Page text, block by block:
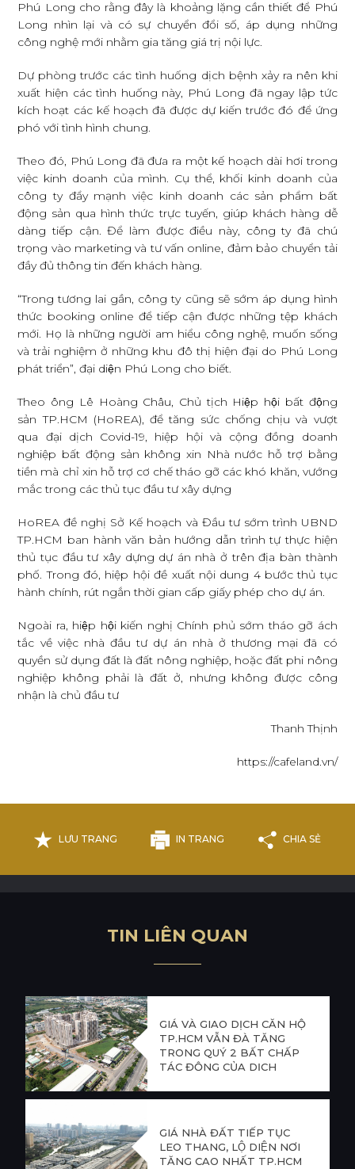
Phú Long cho rằng đây là khoảng lặng cần thiết để Phú
Long nhìn lại và có sự chuyển đổi số, áp dụng những
công nghệ mới nhằm gia tăng giá trị nội lực.
Dự phòng trước các tình huống dịch bệnh xảy ra nên khi
xuất hiện các tình huống này, Phú Long đã ngay lập tức
kích hoạt các kế hoạch đã được dự kiến trước đó để ứng
phó với tình hình chung.
Theo đó, Phú Long đã đưa ra một kế hoạch dài hơi trong
việc kinh doanh của mình. Cụ thể, khối kinh doanh của
công ty đẩy mạnh việc kinh doanh các sản phẩm bất
động sản qua hình thức trực tuyến, giúp khách hàng dễ
dàng tiếp cận. Để làm được điều này, công ty đã chú
trọng vào marketing và tư vấn online, đảm bảo chuyển tải
đầy đủ thông tin đến khách hàng.
“Trong tương lai gần, công ty cũng sẽ sớm áp dụng hình
thức booking online để tiếp cận được những tệp khách
mới. Họ là những người am hiểu công nghệ, muốn sống
và trải nghiệm ở những khu đô thị hiện đại do Phú Long
phát triển”, đại diện Phú Long cho biết.
Theo ông Lê Hoàng Châu, Chủ tịch Hiệp hội bất động
sản TP.HCM (HoREA), để tăng sức chống chịu và vượt
qua đại dịch Covid-19, hiệp hội và cộng đồng doanh
nghiệp bất động sản không xin Nhà nước hỗ trợ bằng
tiền mà chỉ xin hỗ trợ cơ chế tháo gỡ các khó khăn, vướng
mắc trong các thủ tục đầu tư xây dựng
HoREA đề nghị Sở Kế hoạch và Đầu tư sớm trình UBND
TP.HCM ban hành văn bản hướng dẫn trình tự thực hiện
thủ tục đầu tư xây dựng dự án nhà ở trên địa bàn thành
phố. Trong đó, hiệp hội đề xuất nội dung 4 bước thủ tục
hành chính, rút ngắn thời gian cấp giấy phép cho dự án.
Ngoài ra, hiệp hội kiến nghị Chính phủ sớm tháo gỡ ách
tắc về việc nhà đầu tư dự án nhà ở thương mại đã có
quyền sử dụng đất là đất nông nghiệp, hoặc đất phi nông
nghiệp không phải là đất ở, nhưng không được công
nhận là chủ đầu tư
Thanh Thịnh
https://cafeland.vn/
LƯU TRANG IN TRANG CHIA SẺ
TIN LIÊN QUAN
GIÁ VÀ GIAO DỊCH CĂN HỘ
TP.HCM VẪN ĐÀ TĂNG
TRONG QUÝ 2 BẤT CHẤP
TÁC ĐỘNG CỦA DỊCH
GIÁ NHÀ ĐẤT TIẾP TỤC
LEO THANG, LỘ DIỆN NƠI
TĂNG CAO NHẤT TP.HCM